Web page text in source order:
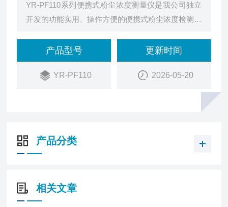
YR-PF110系列便携式粉尘浓度测量仪是我公司独立
开发的功能实用、操作方便的便携式粉尘浓度检测测
有声光振动三重报警，通过单片机采集传感器数据并
对数据进行处理，最终完成数据的显示，报警和记录
等功能。
产品型号
YR-PF110
更新时间
2026-05-20
产品分类
相关文章